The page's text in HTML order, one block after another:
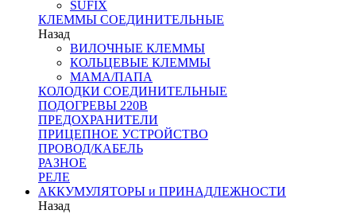
SUFIX
КЛЕММЫ СОЕДИНИТЕЛЬНЫЕ
Назад
ВИЛОЧНЫЕ КЛЕММЫ
КОЛЬЦЕВЫЕ КЛЕММЫ
МАМА/ПАПА
КОЛОДКИ СОЕДИНИТЕЛЬНЫЕ
ПОДОГРЕВЫ 220В
ПРЕДОХРАНИТЕЛИ
ПРИЦЕПНОЕ УСТРОЙСТВО
ПРОВОД/КАБЕЛЬ
РАЗНОЕ
РЕЛЕ
АККУМУЛЯТОРЫ и ПРИНАДЛЕЖНОСТИ
Назад